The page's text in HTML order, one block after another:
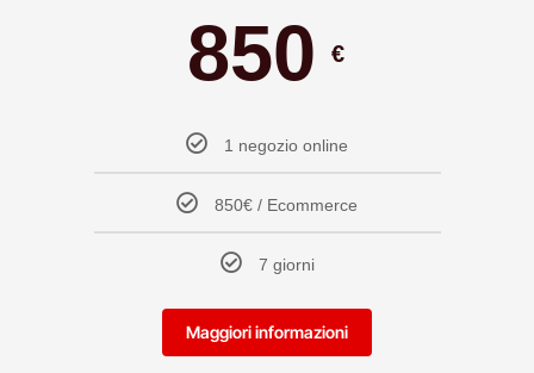
850 €
1 negozio online
850€ / Ecommerce
7 giorni
Maggiori informazioni